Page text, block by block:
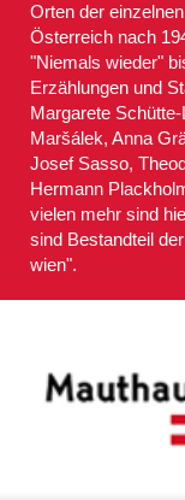
Orten der
Österreich nach
"Niemals wieder"
Erzählungen und
Margarete
Maršálek, Anna
Josef Sasso,
Hermann
vielen mehr sind
sind Bestandteil
wien".